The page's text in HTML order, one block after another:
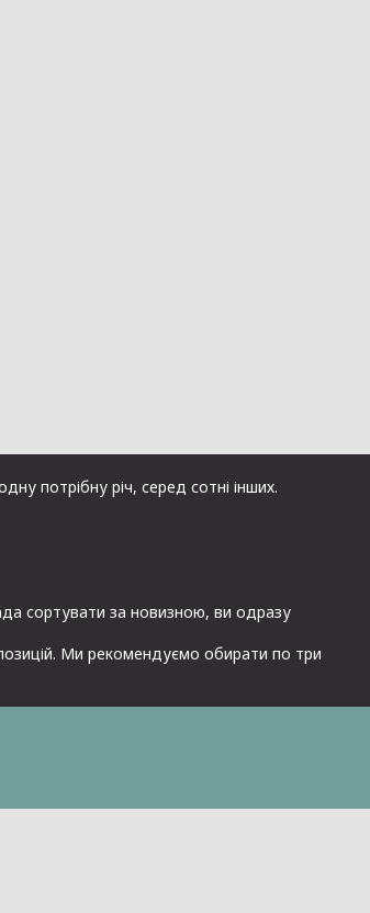
потрібну річ, серед сотні інших.
сортувати за новизною, ви одразу
Ми рекомендуємо обирати по три